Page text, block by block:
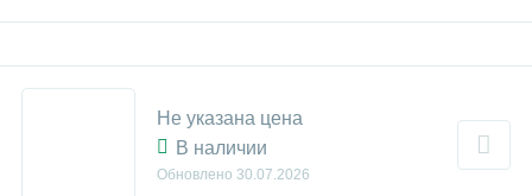
Не указана цена
В наличии
Обновлено 30.07.2026